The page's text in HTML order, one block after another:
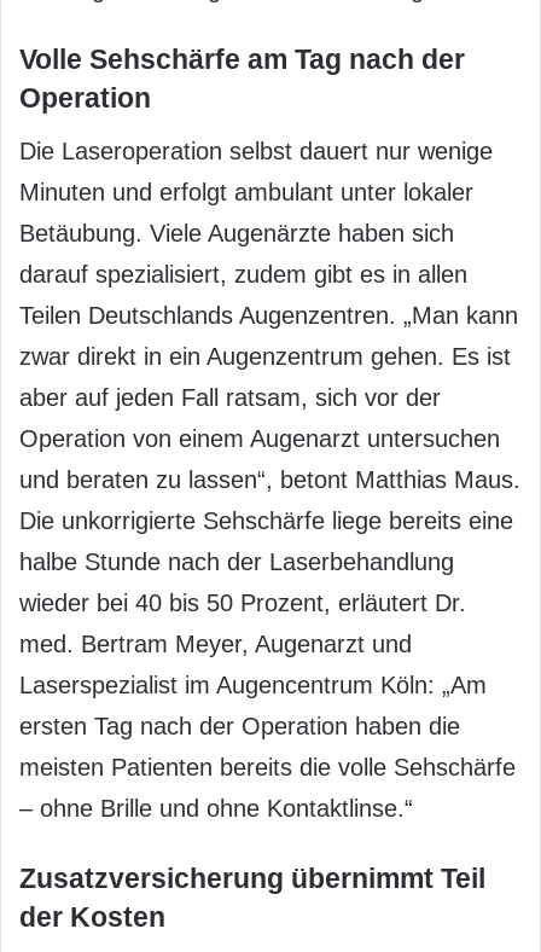
Volle Sehschärfe am Tag nach der
Operation
Die Laseroperation selbst dauert nur wenige
Minuten und erfolgt ambulant unter lokaler
Betäubung. Viele Augenärzte haben sich
darauf spezialisiert, zudem gibt es in allen
Teilen Deutschlands Augenzentren. „Man kann
zwar direkt in ein Augenzentrum gehen. Es ist
aber auf jeden Fall ratsam, sich vor der
Operation von einem Augenarzt untersuchen
und beraten zu lassen“, betont Matthias Maus.
Die unkorrigierte Sehschärfe liege bereits eine
halbe Stunde nach der Laserbehandlung
wieder bei 40 bis 50 Prozent, erläutert Dr.
med. Bertram Meyer, Augenarzt und
Laserspezialist im Augencentrum Köln: „Am
ersten Tag nach der Operation haben die
meisten Patienten bereits die volle Sehschärfe
– ohne Brille und ohne Kontaktlinse.“
Zusatzversicherung übernimmt Teil
der Kosten